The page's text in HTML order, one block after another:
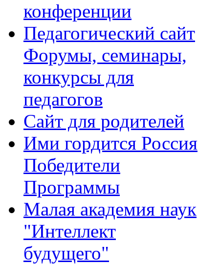
конференции
Педагогический сайт
Форумы, семинары,
конкурсы для
педагогов
Сайт для родителей
Ими гордится Россия
Победители
Программы
Малая академия наук
"Интеллект
будущего"